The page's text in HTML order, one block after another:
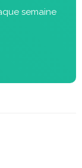
semaine